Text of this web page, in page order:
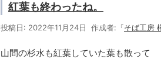
紅葉も終わったね。
投稿日: 2022年11月24日 作成者:『そば工房
山間の杉水も紅葉していた葉も散って